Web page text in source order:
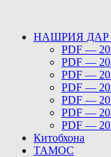
НАШРИЯ ДАР
PDF —
PDF —
PDF —
PDF —
PDF —
PDF —
PDF —
Китобхона
ТАМОС